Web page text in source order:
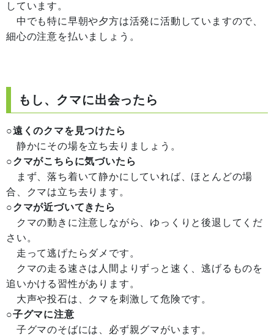
しています。
中でも特に早朝や夕方は活発に活動していますので、
細心の注意を払いましょう。
もし、クマに出会ったら
○遠くのクマを見つけたら
静かにその場を立ち去りましょう。
○クマがこちらに気づいたら
まず、落ち着いて静かにしていれば、ほとんどの場
合、クマは立ち去ります。
○クマが近づいてきたら
クマの動きに注意しながら、ゆっくりと後退してくだ
さい。
走って逃げたらダメです。
クマの走る速さは人間よりずっと速く、逃げるものを
追いかける習性があります。
大声や投石は、クマを刺激して危険です。
○子グマに注意
子グマのそばには、必ず親グマがいます。